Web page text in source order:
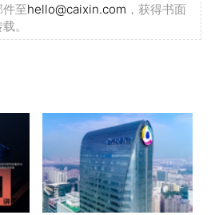
至hello@caixin.com ，获得书面
。